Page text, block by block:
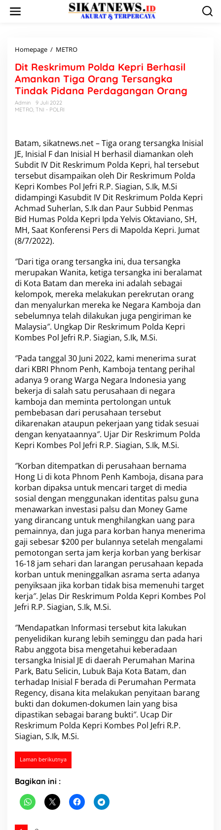
Homepage / METRO
t
R
e
s
m
P
o
l
d
a
K
e
p
r
i
r
h
a
s
i
l
A
m
a
n
a
n
T
g
a
O
r
a
n
g
e
r
s
a
n
g
k
a
T
i
n
d
a
k
P
i
d
n
a
P
e
r
d
a
g
a
n
g
a
O
Dit Reskrimum Polda Kepri Berhasil
Amankan Tiga Orang Tersangka
Tindak Pidana Perdagangan Orang
Admin
9 Juli 2022
METRO, TNI - POLRI
Batam, sikatnews.net – Tiga orang tersangka Inisial
JE, Inisial F dan Inisial H berhasil diamankan oleh
Subdit IV Dit Reskrimum Polda Kepri, hal tersebut
tersebut disampaikan oleh Dir Reskrimum Polda
Kepri Kombes Pol Jefri R.P. Siagian, S.Ik, M.Si
didampingi Kasubdit IV Dit Reskrimum Polda Kepri
Achmad Suherlan, S.Ik dan Paur Subbid Penmas
Bid Humas Polda Kepri Ipda Yelvis Oktaviano, SH,
MH, Saat Konferensi Pers di Mapolda Kepri. Jumat
(8/7/2022).
″Dari tiga orang tersangka ini, dua tersangka
merupakan Wanita, ketiga tersangka ini beralamat
di Kota Batam dan mereka ini adalah sebagai
kelompok, mereka melakukan perekrutan orang
dan menyalurkan mereka ke Negara Kamboja dan
sebelumnya telah dilakukan juga pengiriman ke
Malaysia″. Ungkap Dir Reskrimum Polda Kepri
Kombes Pol Jefri R.P. Siagian, S.Ik, M.Si.
″Pada tanggal 30 Juni 2022, kami menerima surat
dari KBRI Phnom Penh, Kamboja tentang perihal
adanya 9 orang Warga Negara Indonesia yang
bekerja di salah satu perusahaan di negara
kamboja dan meminta pertolongan untuk
pembebasan dari perusahaan tersebut
dikarenakan ataupun pekerjaan yang tidak sesuai
dengan kenyataannya″. Ujar Dir Reskrimum Polda
Kepri Kombes Pol Jefri R.P. Siagian, S.Ik, M.Si.
″Korban ditempatkan di perusahaan bernama
Hong Li di kota Phnom Penh Kamboja, disana para
korban dipaksa untuk mencari target di media
sosial dengan menggunakan identitas palsu guna
menawarkan investasi palsu dan Money Game
yang dirancang untuk menghilangkan uang para
pemainnya, dan juga para korban hanya menerima
gaji sebesar $200 per bulannya setelah mengalami
pemotongan serta jam kerja korban yang berkisar
16-18 jam sehari dan larangan perusahaan kepada
korban untuk meninggalkan asrama serta adanya
penyiksaan jika korban tidak bisa memenuhi target
kerja″. Jelas Dir Reskrimum Polda Kepri Kombes Pol
Jefri R.P. Siagian, S.Ik, M.Si.
″Mendapatkan Informasi tersebut kita lakukan
penyelidikan kurang lebih seminggu dan pada hari
Rabu anggota bisa mengetahui keberadaan
tersangka Inisial JE di daerah Perumahan Marina
Park, Batu Selicin, Lubuk Baja Kota Batam, dan
terhadap Inisial F berada di Perumahan Permata
Regency, disana kita melakukan penyitaan barang
bukti dan dokumen-dokumen lain yang bisa
dipastikan sebagai barang bukti″. Ucap Dir
Reskrimum Polda Kepri Kombes Pol Jefri R.P.
Siagian, S.Ik, M.Si.
Laman berikutnya
Bagikan ini :